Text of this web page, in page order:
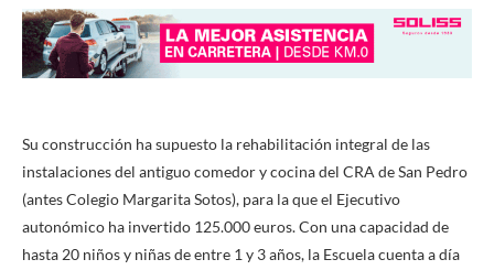
Su construcción ha supuesto la rehabilitación integral de las
instalaciones del antiguo comedor y cocina del CRA de San Pedro
(antes Colegio Margarita Sotos), para la que el Ejecutivo
autonómico ha invertido 125.000 euros. Con una capacidad de
hasta 20 niños y niñas de entre 1 y 3 años, la Escuela cuenta a día